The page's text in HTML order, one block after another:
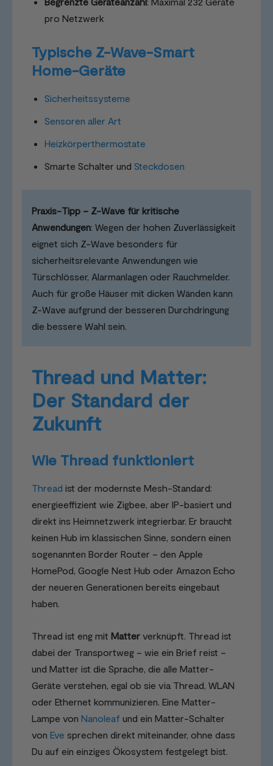
pro Netzwerk
Typische Z-Wave-Smart
Home-Geräte
Sicherheitssysteme
Sensoren aller Art
Heizkörperthermostate
Smarte Schalter und Steckdosen
Praxis-Tipp – Z-Wave für kritische
Anwendungen: Wegen der hohen Zuverlässigkeit
eignet sich Z-Wave besonders für
sicherheitsrelevante Anwendungen wie
Türschlösser, Alarmanlagen oder Rauchmelder.
Auch für große Häuser mit dicken Wänden kann
Z-Wave aufgrund der besseren Durchdringung
die bessere Wahl sein.
Thread und Matter:
Der Standard der
Zukunft
Wie Thread funktioniert
Thread ist der modernste Mesh-Standard:
energieeffizient wie Zigbee, aber IP-basiert und
direkt ins Heimnetzwerk integrierbar. Er braucht
keinen Hub im klassischen Sinne, sondern einen
sogenannten Border Router – den Apple
HomePod, Google Nest Hub oder Amazon Echo
der neueren Generationen bereits eingebaut
haben.
Thread ist eng mit Matter verknüpft. Thread ist
dabei der Transportweg – wie ein Brief reist –
und Matter ist die Sprache, die alle Matter-
Geräte verstehen, egal ob sie via Thread, WLAN
oder Ethernet kommunizieren. Eine Matter-
Lampe von Nanoleaf und ein Matter-Schalter
von Eve sprechen direkt miteinander, ohne dass
Du auf ein einziges Ökosystem festgelegt bist.